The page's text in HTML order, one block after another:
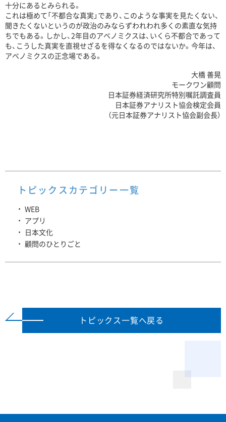
十分にあるとみられる。
これは極めて「不都合な真実」であり、このような事実を見たくない、
聞きたくないというのが政治のみならずわれわれ多くの素直な気持
ちでもある。しかし、2年目のアベノミクスは、いくら不都合であって
も、こうした真実を直視せざるを得なくなるのではないか。今年は、
アベノミクスの正念場である。
大橋 善晃
モークワン顧問
日本証券経済研究所特別嘱託調査員
日本証券アナリスト協会検定会員
（元日本証券アナリスト協会副会長）
トピックスカテゴリー一覧
WEB
アプリ
日本文化
顧問のひとりごと
トピックス一覧へ戻る